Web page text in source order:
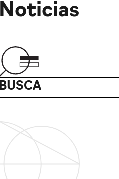
Noticias
BUSCA